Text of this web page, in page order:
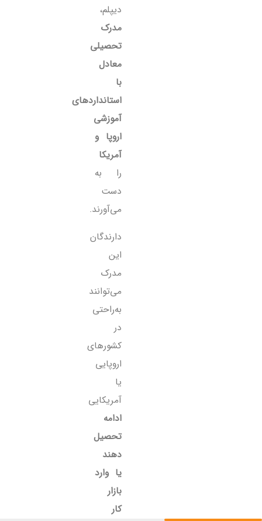
دیپلم،
مدرک
تحصیلی
معادل
با
استانداردهای
آموزشی
اروپا و
آمریکا
را به
دست
می‌آورند.
دارندگان
این
مدرک
می‌توانند
به‌راحتی
در
کشورهای
اروپایی
یا
آمریکایی
ادامه
تحصیل
دهند
یا وارد
بازار
کار